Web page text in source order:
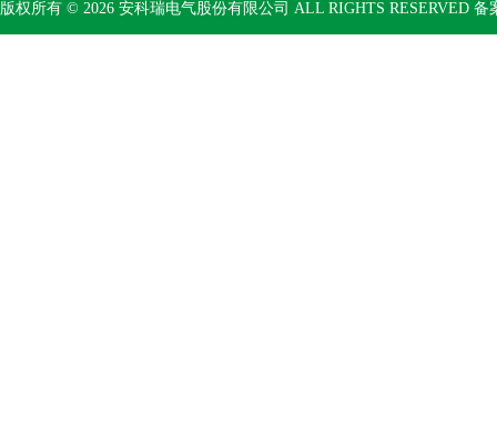
版权所有 © 2026 安科瑞电气股份有限公司 ALL RIGHTS RESERVED 备